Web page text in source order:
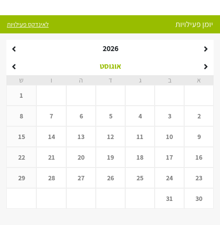
יומן פעילויות לאינדקס פעילויות
2026
אוגוסט
א ב ג ד ה ו
ש
1
2
3
4
5
6
7
8
9
10
11
12
13
14
15
16
17
18
19
20
21
22
23
24
25
26
27
28
29
30
31